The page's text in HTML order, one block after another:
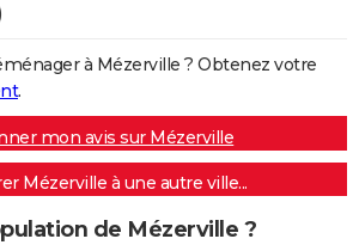
à Mézerville ? Obtenez votre
.
mon avis sur Mézerville
Mézerville à une autre ville...
de Mézerville ?